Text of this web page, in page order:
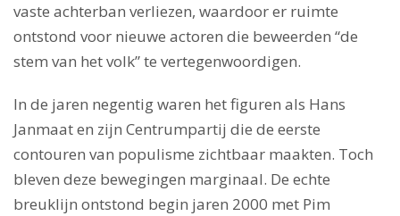
vaste achterban verliezen, waardoor er ruimte
ontstond voor nieuwe actoren die beweerden “de
stem van het volk” te vertegenwoordigen.
In de jaren negentig waren het figuren als Hans
Janmaat en zijn Centrumpartij die de eerste
contouren van populisme zichtbaar maakten. Toch
bleven deze bewegingen marginaal. De echte
breuklijn ontstond begin jaren 2000 met Pim